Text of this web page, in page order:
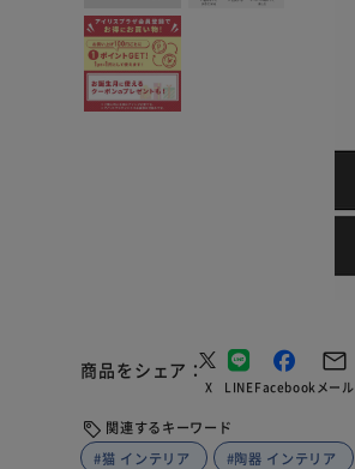
商品をシェア
X LINEFacebook メール
関連するキーワード
#猫 インテリア
#陶器 インテリア